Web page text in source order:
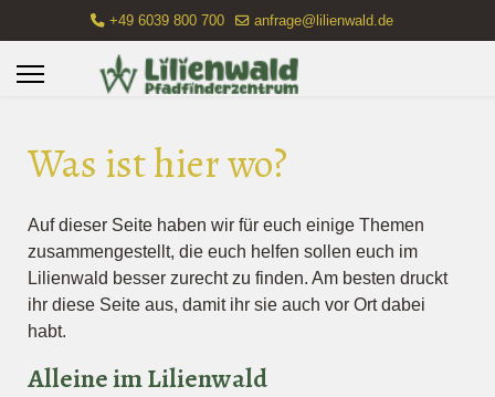
+49 6039 800 700 anfrage@lilienwald.de
Was ist hier wo?
Auf dieser Seite haben wir für euch einige Themen
zusammengestellt, die euch helfen sollen euch im
Lilienwald besser zurecht zu finden. Am besten druckt
ihr diese Seite aus, damit ihr sie auch vor Ort dabei
habt.
Alleine im Lilienwald